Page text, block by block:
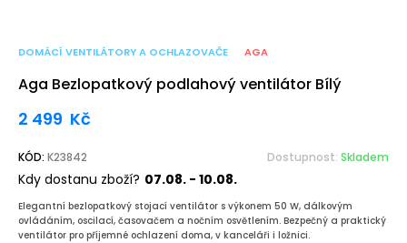
DOMÁCÍ VENTILÁTORY A OCHLAZOVAČE AGA
Aga Bezlopatkový podlahový ventilátor Bílý
2 499 Kč
KÓD: K23842 Dostupnost: Skladem
Kdy dostanu zboží? 07.08. - 10.08.
Elegantní bezlopatkový stojací ventilátor s výkonem 50 W, dálkovým
ovládáním, oscilací, časovačem a nočním osvětlením. Bezpečný a praktický
ventilátor pro příjemné ochlazení doma, v kanceláři i ložnici.